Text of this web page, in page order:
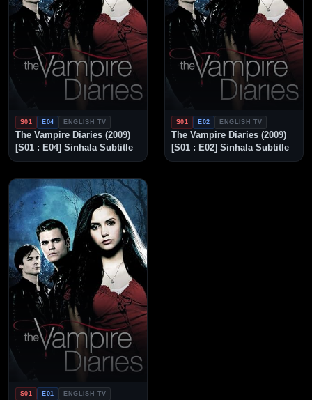
S01 E04 ENGLISH TV
The Vampire Diaries (2009)
[S01 : E04] Sinhala Subtitle
S01 E02 ENGLISH TV
The Vampire Diaries (2009)
[S01 : E02] Sinhala Subtitle
S01 E01 ENGLISH TV